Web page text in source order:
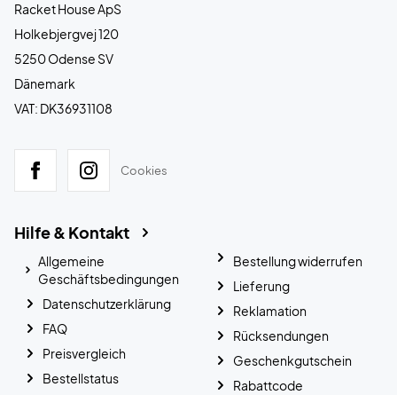
Racket House ApS
Holkebjergvej 120
5250 Odense SV
Dänemark
VAT: DK36931108
Cookies
Hilfe & Kontakt
Allgemeine
Geschäftsbedingungen
Datenschutzerklärung
FAQ
Preisvergleich
Bestellstatus
Bestellung widerrufen
Lieferung
Reklamation
Rücksendungen
Geschenkgutschein
Rabattcode